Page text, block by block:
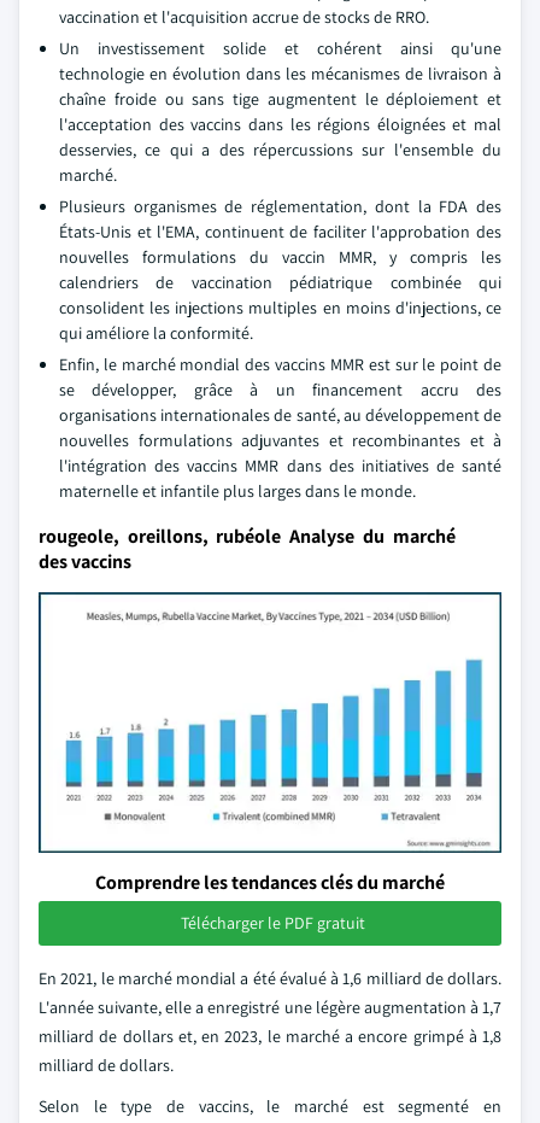
vaccination et l'acquisition accrue de stocks de RRO.
Un investissement solide et cohérent ainsi qu'une
technologie en évolution dans les mécanismes de livraison à
chaîne froide ou sans tige augmentent le déploiement et
l'acceptation des vaccins dans les régions éloignées et mal
desservies, ce qui a des répercussions sur l'ensemble du
marché.
Plusieurs organismes de réglementation, dont la FDA des
États-Unis et l'EMA, continuent de faciliter l'approbation des
nouvelles formulations du vaccin MMR, y compris les
calendriers de vaccination pédiatrique combinée qui
consolident les injections multiples en moins d'injections, ce
qui améliore la conformité.
Enfin, le marché mondial des vaccins MMR est sur le point de
se développer, grâce à un financement accru des
organisations internationales de santé, au développement de
nouvelles formulations adjuvantes et recombinantes et à
l'intégration des vaccins MMR dans des initiatives de santé
maternelle et infantile plus larges dans le monde.
rougeole, oreillons, rubéole Analyse du marché
des vaccins
Comprendre les tendances clés du marché
Télécharger le PDF gratuit
En 2021, le marché mondial a été évalué à 1,6 milliard de dollars.
L'année suivante, elle a enregistré une légère augmentation à 1,7
milliard de dollars et, en 2023, le marché a encore grimpé à 1,8
milliard de dollars.
Selon le type de vaccins, le marché est segmenté en